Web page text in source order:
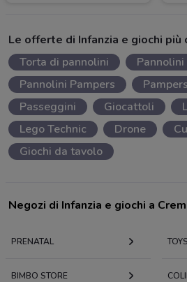
Le offerte di Infanzia e giochi più
Torta di pannolini
Pannolini
Pannolini Pampers
Passeggini
Giocattoli
Lego Technic
Drone
Giochi da tavolo
Negozi di Infanzia e giochi a
PRENATAL
BIMBO STORE